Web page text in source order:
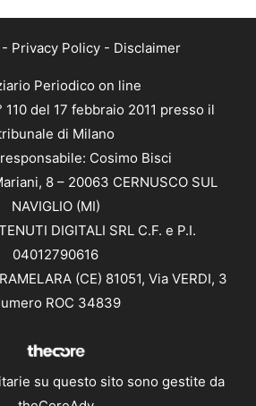
- Privacy Policy- Disclaimer
Periodico on line
110 del 17 febbraio 2011 presso il
di Milano
Cosimo Bisci
8 – 20063 CERNUSCO SUL
NAVIGLIO (MI)
DIGITALI SRL C.F. e P.I.
04012790616
(CE) 81051, Via VERDI, 3
ROC 34839
su questo sito sono gestite da